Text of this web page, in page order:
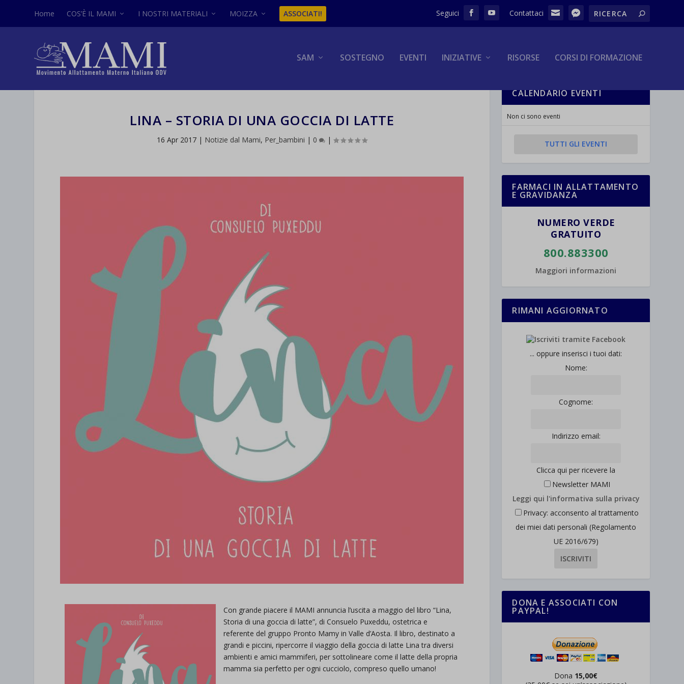
Home COS’È IL MAMI I NOSTRI MATERIALI MOIZZA ASSOCIATI!
SAM SOSTEGNO EVENTI INIZIATIVE RISORSE CORSI DI FORMAZIONE
LINA – STORIA DI UNA GOCCIA DI LATTE
16 Apr 2017 | Notizie dal Mami, Per_bambini | 0 |
Con grande piacere il MAMI annuncia l’uscita a maggio del libro “Lina,
Storia di una goccia di latte”, di Consuelo Puxeddu, ostetrica e
referente del gruppo Pronto Mamy in Valle d’Aosta. Il libro, destinato a
grandi e piccini, ripercorre il viaggio della goccia di latte Lina tra diversi
ambienti e amici mammiferi, per sottolineare come il latte della propria
mamma sia perfetto per ogni cucciolo, compreso quello umano!
CALENDARIO EVENTI
Non ci sono eventi
TUTTI GLI EVENTI
FARMACI IN ALLATTAMENTO
E GRAVIDANZA
NUMERO VERDE
GRATUITO
800.883300
Maggiori informazioni
RIMANI AGGIORNATO
... oppure inserisci i tuoi dati:
Nome:
Cognome:
Indirizzo email:
Clicca qui per ricevere la
Newsletter MAMI
Leggi qui l'informativa sulla privacy
Privacy: acconsento al trattamento
dei miei dati personali (Regolamento
UE 2016/679)
DONA E ASSOCIATI CON
PAYPAL!
Dona 15,00€